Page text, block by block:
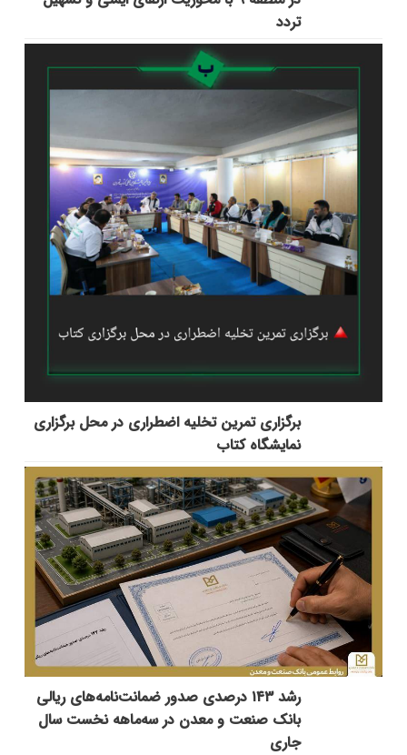
تردد
برگزاری تمرین تخلیه اضطراری در محل برگزاری
نمایشگاه کتاب
رشد ۱۴۳ درصدی صدور ضمانت‌نامه‌های ریالی
بانک صنعت و معدن در سه‌ماهه نخست سال
جاری